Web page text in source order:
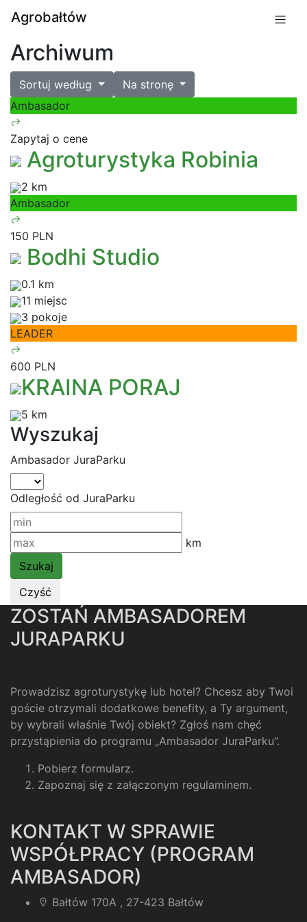
Agrobałtów
Archiwum
Sortuj według
Na stronę
Ambasador
Zapytaj o cene
Agroturystyka Robinia
2 km
Ambasador
150 PLN
Bodhi Studio
0.1 km
11 miejsc
3 pokoje
LEADER
600 PLN
KRAINA PORAJ
5 km
Wyszukaj
Ambasador JuraParku
Odległość od JuraParku
km
ZOSTAŃ AMBASADOREM
JURAPARKU
Prowadzisz agroturystykę lub hotel? Chcesz aby Twoi
goście otrzymali dodatkowe benefity, a Ty argument,
by wybrali właśnie Twój obiekt? Zgłoś nam chęć
przystąpienia do programu „Ambasador JuraParku”.
Pobierz formularz.
Zapoznaj się z załączonym regulaminem.
KONTAKT W SPRAWIE
WSPÓŁPRACY (PROGRAM
AMBASADOR)
Bałtów 170A , 27-423 Bałtów